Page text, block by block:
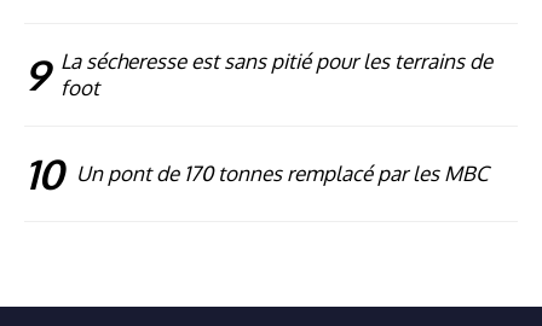
9 La sécheresse est sans pitié pour les terrains de
foot
10 Un pont de 170 tonnes remplacé par les MBC